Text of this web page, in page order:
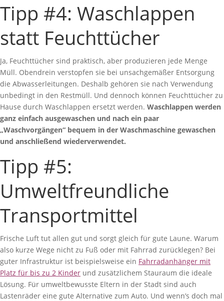
Tipp #4: Waschlappen
statt Feuchttücher
Ja, Feuchttücher sind praktisch, aber produzieren jede Menge
Müll. Obendrein verstopfen sie bei unsachgemäßer Entsorgung
die Abwasserleitungen. Deshalb gehören sie nach Verwendung
unbedingt in den Restmüll. Und dennoch können Feuchttücher zu
Hause durch Waschlappen ersetzt werden. Waschlappen werden
ganz einfach ausgewaschen und nach ein paar
„Waschvorgängen“ bequem in der Waschmaschine gewaschen
und anschließend wiederverwendet.
Tipp #5:
Umweltfreundliche
Transportmittel
Frische Luft tut allen gut und sorgt gleich für gute Laune. Warum
also kurze Wege nicht zu Fuß oder mit Fahrrad zurücklegen? Bei
guter Infrastruktur ist beispielsweise ein Fahrradanhänger mit
Platz für bis zu 2 Kinder und zusätzlichem Stauraum die ideale
Lösung. Für umweltbewusste Eltern in der Stadt sind auch
Lastenräder eine gute Alternative zum Auto. Und wenn’s doch mal